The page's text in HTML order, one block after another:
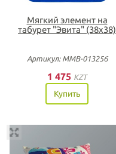
Мягкий элемент на
табурет "Эвита" (38х38)
Артикул: ММВ-013256
1 475 KZT
Купить